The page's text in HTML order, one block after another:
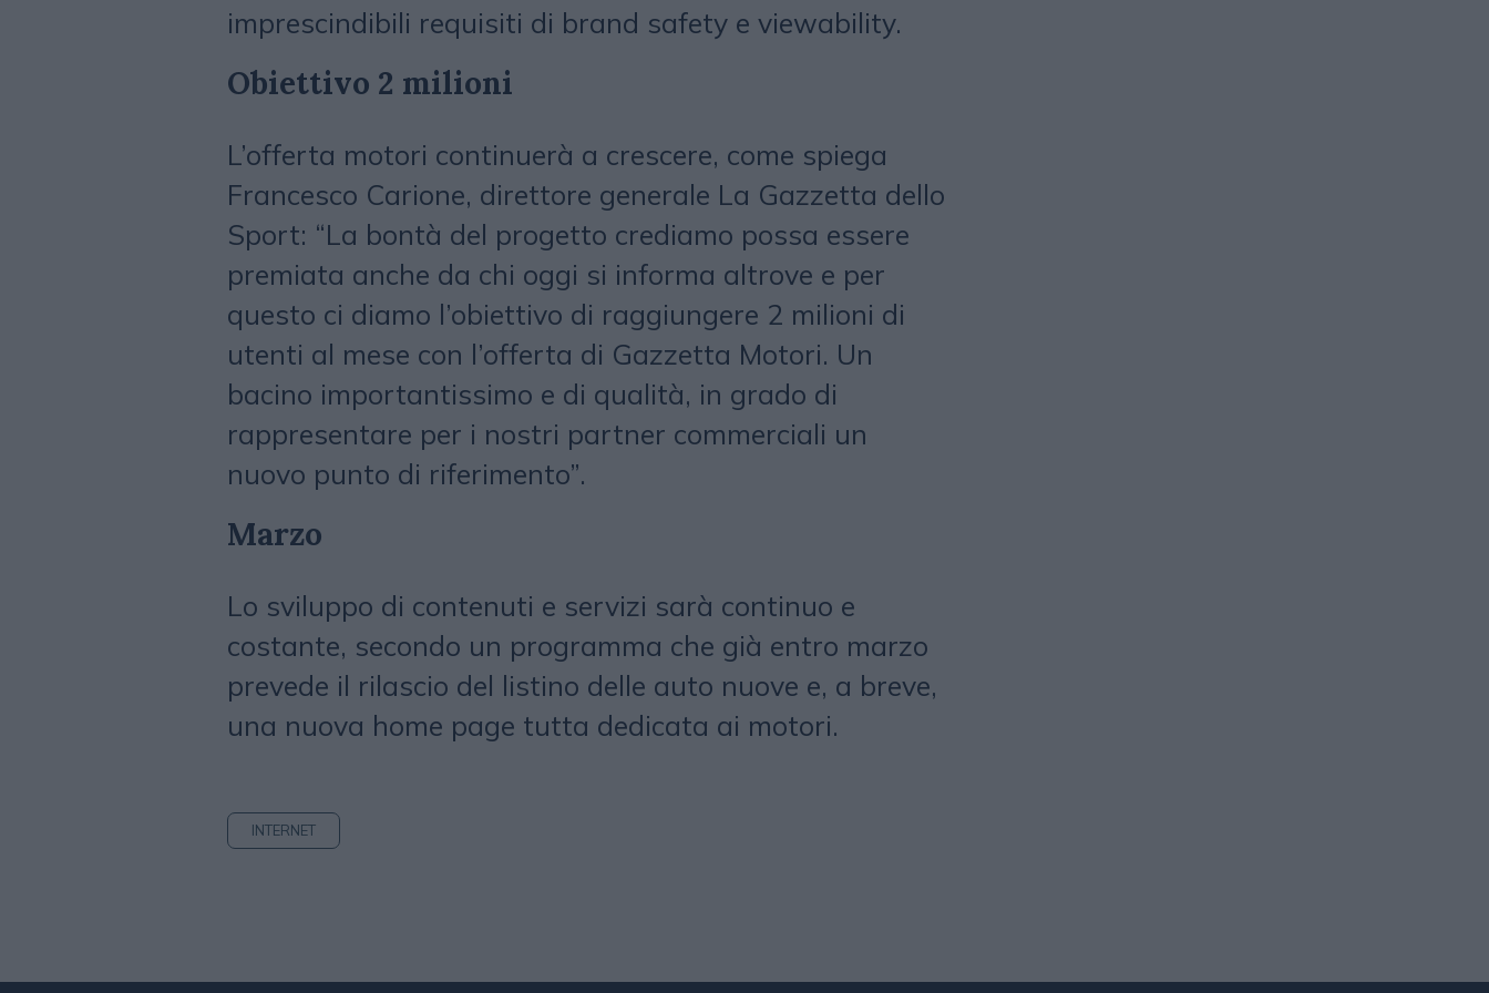
imprescindibili requisiti di brand safety e viewability.
Obiettivo 2 milioni
L’offerta motori continuerà a crescere, come spiega
Francesco Carione, direttore generale La Gazzetta dello
Sport: “La bontà del progetto crediamo possa essere
premiata anche da chi oggi si informa altrove e per
questo ci diamo l’obiettivo di raggiungere 2 milioni di
utenti al mese con l’offerta di Gazzetta Motori. Un
bacino importantissimo e di qualità, in grado di
rappresentare per i nostri partner commerciali un
nuovo punto di riferimento”.
Marzo
Lo sviluppo di contenuti e servizi sarà continuo e
costante, secondo un programma che già entro marzo
prevede il rilascio del listino delle auto nuove e, a breve,
una nuova home page tutta dedicata ai motori.
INTERNET